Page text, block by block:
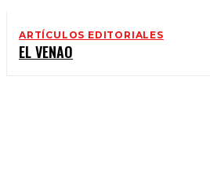
ARTÍCULOS EDITORIALES
EL VENAO